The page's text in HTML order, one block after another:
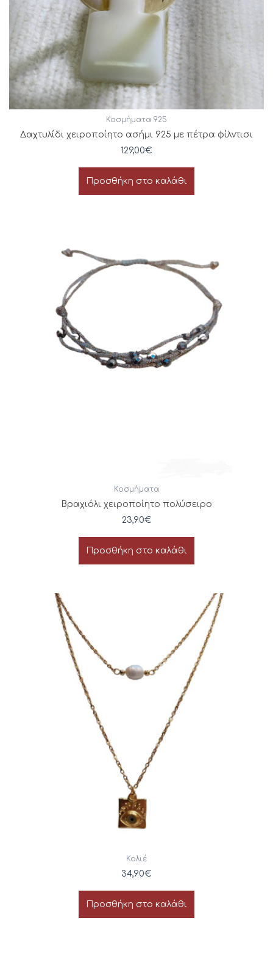
Κοσμήματα 925
Δαχτυλίδι χειροποίητο ασήμι 925 με πέτρα φίλντισι
129,00€
Προσθήκη στο καλάθι
Κοσμήματα
Βραχιόλι χειροποίητο πολύσειρο
23,90€
Προσθήκη στο καλάθι
Κολιέ
34,90€
Προσθήκη στο καλάθι